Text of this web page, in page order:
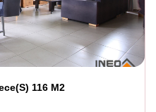
116 M2